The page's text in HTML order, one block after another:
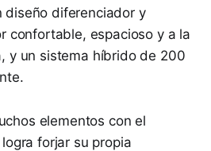
diseño diferenciador y
confortable, espacioso y a la
y un sistema híbrido de 200
elementos con el
forjar su propia